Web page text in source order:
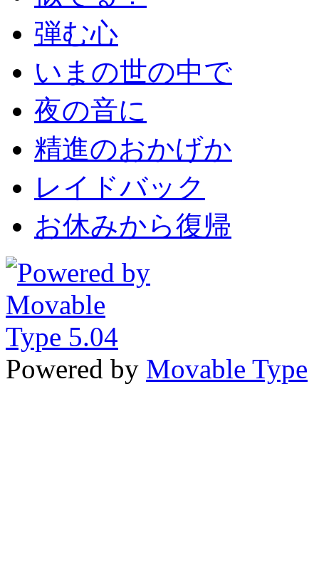
弾む心
いまの世の中で
夜の音に
精進のおかげか
レイドバック
お休みから復帰
Powered by Movable Type